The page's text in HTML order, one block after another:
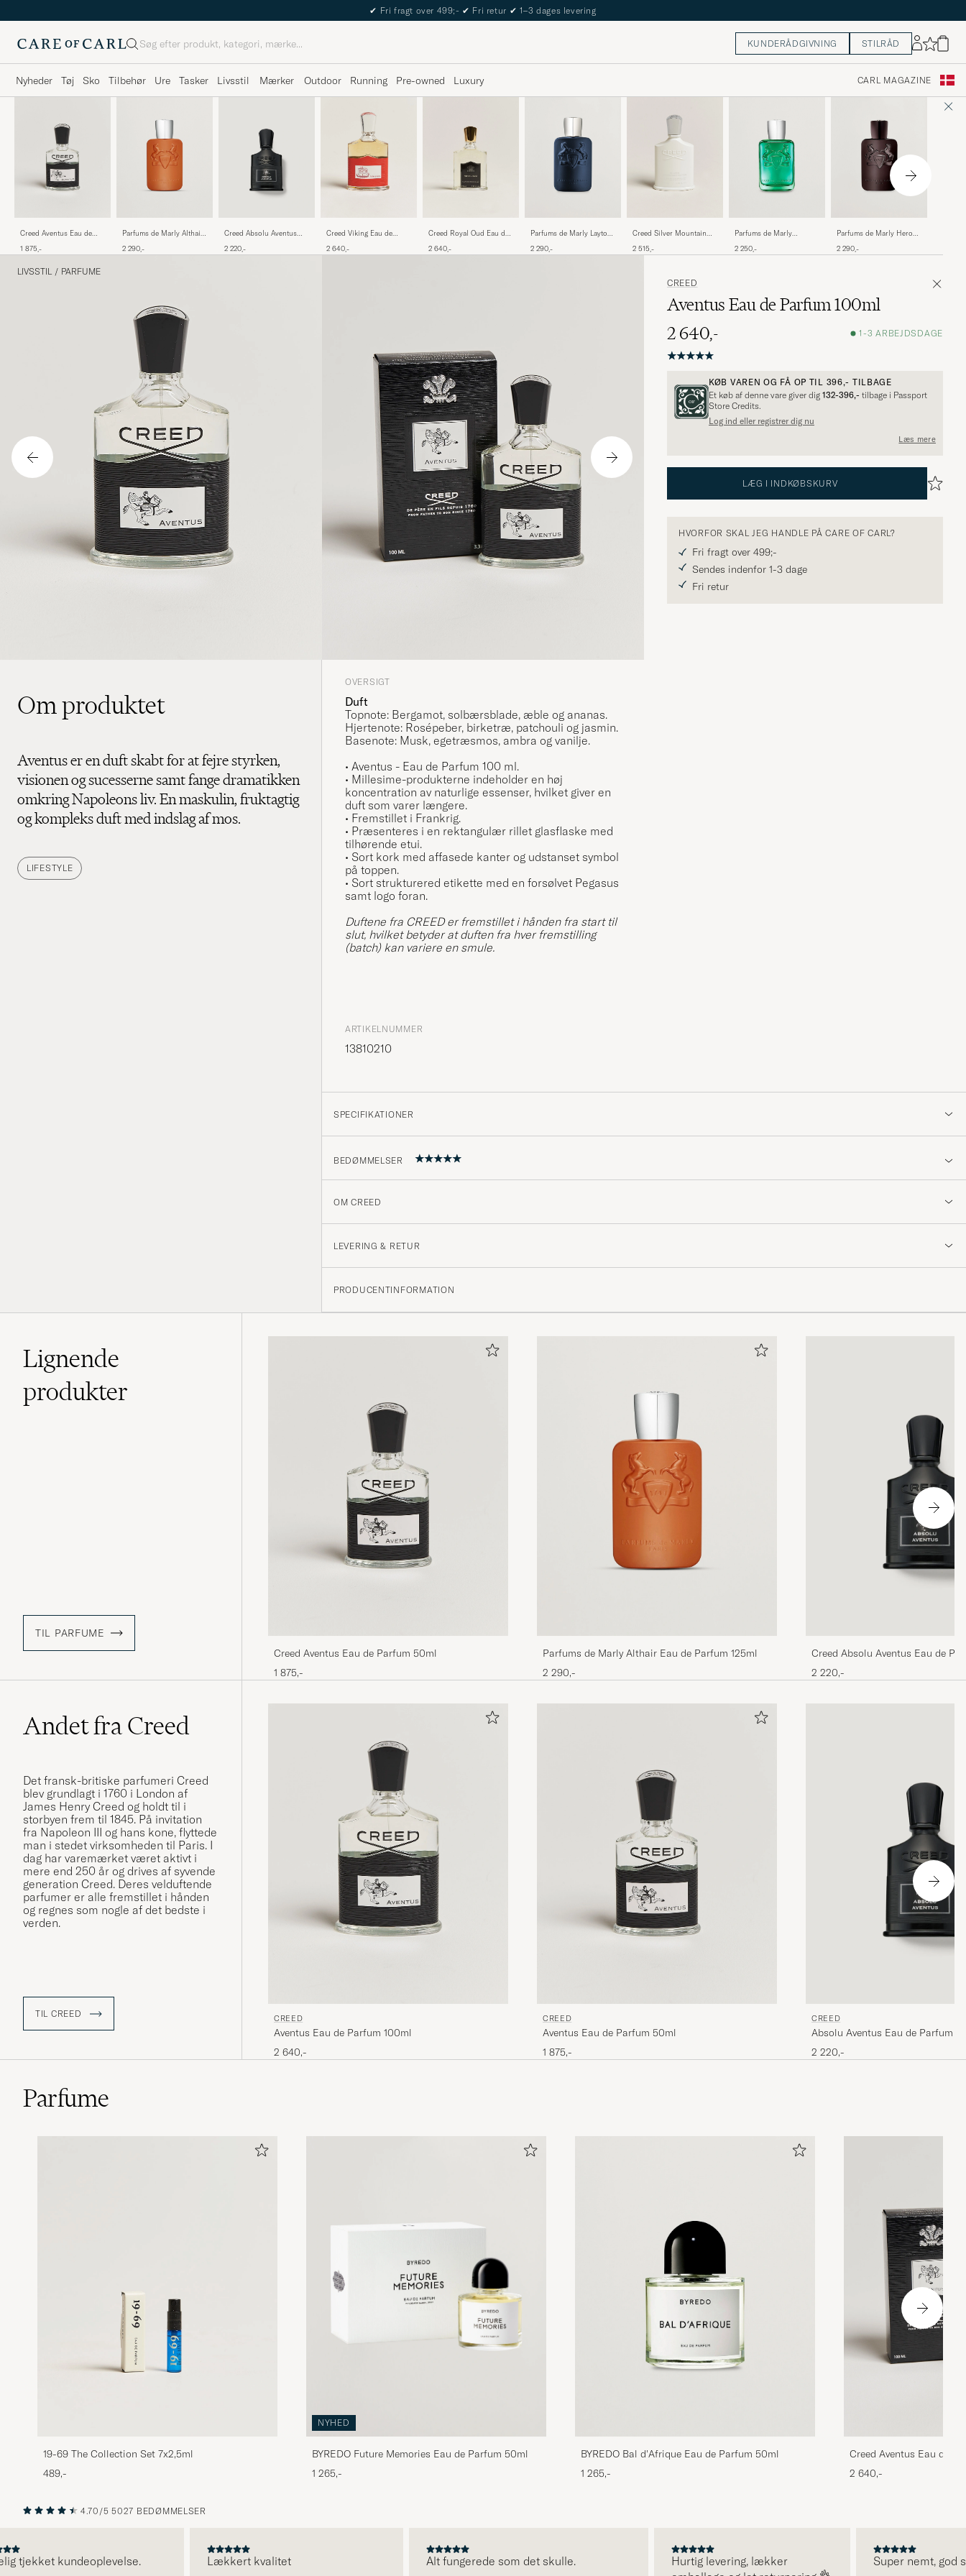
✔ Fri fragt over 499;- ✔ Fri retur ✔ 1–3 dages levering
Søg KUNDERÅDGIVNING STILRÅD
Nyheder Tøj Sko Tilbehør Ure Tasker Livsstil Mærker Outdoor Running Pre-owned Luxury CARL MAGAZINE
Creed Aventus Eau de
1 875,-
Parfums de Marly Althair
2 290,-
Creed Absolu Aventus
2 220,-
Creed Viking Eau de
2 640,-
Creed Royal Oud Eau de
2 640,-
Parfums de Marly Layton
2 290,-
Creed Silver Mountain
100ml
2 515,-
Parfums de Marly
125ml
2 250,-
Parfums de Marly Herod
2 290,-
LIVSSTIL / PARFUME
Flere alternativer?
UDFORSK LIGNENDE PRODUKTER
CREED
Aventus Eau de Parfum 100ml
2 640,-
1-3 ARBEJDSDAGE
KØB VAREN OG FÅ OP TIL 396,- TILBAGE
Et køb af denne vare giver dig 132-396,- tilbage i Passport
Store Credits.
Log ind eller registrer dig nu
Læs mere
LÆG I INDKØBSKURV
HVORFOR SKAL JEG HANDLE PÅ CARE OF CARL?
Fri fragt over 499;-
Sendes indenfor 1-3 dage
Fri retur
Om produktet
Aventus er en duft skabt for at fejre styrken,
visionen og sucesserne samt fange dramatikken
omkring Napoleons liv. En maskulin, fruktagtig
og kompleks duft med indslag af mos.
LIFESTYLE
OVERSIGT
Duft
Topnote: Bergamot, solbærsblade, æble og ananas.
Hjertenote: Rosépeber, birketræ, patchouli og jasmin.
Basenote: Musk, egetræsmos, ambra og vanilje.
• Aventus - Eau de Parfum 100 ml.
• Millesime-produkterne indeholder en høj
koncentration av naturlige essenser, hvilket giver en
duft som varer længere.
• Fremstillet i Frankrig.
• Præsenteres i en rektangulær rillet glasflaske med
tilhørende etui.
• Sort kork med affasede kanter og udstanset symbol
på toppen.
• Sort strukturered etikette med en forsølvet Pegasus
samt logo foran.
Duftene fra CREED er fremstillet i hånden fra start til
slut, hvilket betyder at duften fra hver fremstilling
(batch) kan variere en smule.
ARTIKELNUMMER
13810210
SPECIFIKATIONER
BEDØMMELSER
OM CREED
LEVERING & RETUR
PRODUCENTINFORMATION
Lignende
produkter
TIL PARFUME
Creed Aventus Eau de Parfum 50ml
1 875,-
Parfums de Marly Althair Eau de Parfum 125ml
2 290,-
Creed Absolu Aventus Eau de
2 220,-
Andet fra Creed
Det fransk-britiske parfumeri Creed
blev grundlagt i 1760 i London af
James Henry Creed og holdt til i
storbyen frem til 1845. På invitation
fra Napoleon III og hans kone, flyttede
man i stedet virksomheden til Paris. I
dag har varemærket været aktivt i
mere end 250 år og drives af syvende
generation Creed. Deres velduftende
parfumer er alle fremstillet i hånden
og regnes som nogle af det bedste i
verden.
TIL CREED CREED
Aventus Eau de Parfum 100ml
2 640,-
CREED
Aventus Eau de Parfum 50ml
1 875,-
CREED
Absolu Aventus Eau de Parfum
2 220,-
Parfume
19-69 The Collection Set 7x2,5ml
489,-
NYHED
BYREDO Future Memories Eau de Parfum 50ml
1 265,-
BYREDO Bal d'Afrique Eau de Parfum 50ml
1 265,-
Creed Aventus Eau de
2 640,-
FORRIGE NÆSTE
4.70/5 5027 BEDØMMELSER
kundeoplevelse. Lækkert kvalitet Alt fungerede som det skulle.
Hurtig levering, lækker
Super nemt, god